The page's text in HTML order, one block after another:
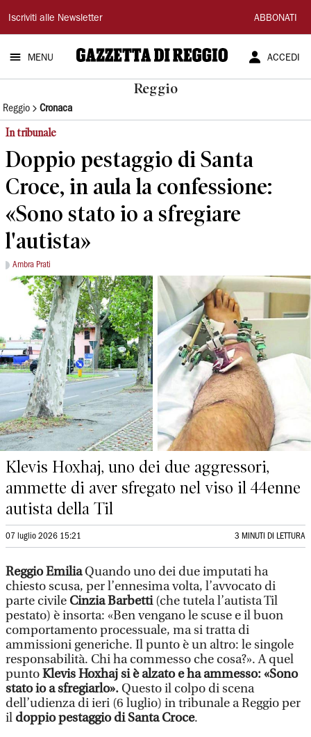
Gazzetta
di
Reggio
Iscriviti alle Newsletter ABBONATI
MENU ACCEDI
Reggio
Reggio Cronaca
In tribunale
Doppio pestaggio di Santa
Croce, in aula la confessione:
«Sono stato io a sfregiare
l'autista»
Ambra Prati
Klevis Hoxhaj, uno dei due aggressori,
ammette di aver sfregato nel viso il 44enne
autista della Til
07 luglio 2026 15:21 3 MINUTI DI LETTURA
Reggio EmiliaQuando uno dei due imputati ha
chiesto scusa, per l’ennesima volta, l’avvocato di
parte civile Cinzia Barbetti(che tutela l’autista Til
pestato) è insorta: «Ben vengano le scuse e il buon
comportamento processuale, ma si tratta di
ammissioni generiche. Il punto è un altro: le singole
responsabilità. Chi ha commesso che cosa?». A quel
puntoKlevis Hoxhaj si è alzato e ha ammesso: «Sono
stato io a sfregiarlo». Questo il colpo di scena
dell’udienza di ieri (6 luglio) in tribunale a Reggio per
il doppio pestaggio di Santa Croce.